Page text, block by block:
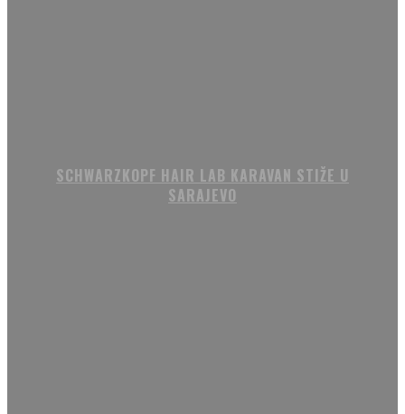
SCHWARZKOPF HAIR LAB KARAVAN STIŽE U
SARAJEVO